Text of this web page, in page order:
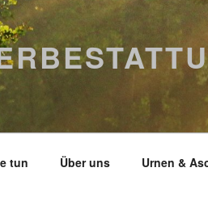
tun Über uns Urnen &